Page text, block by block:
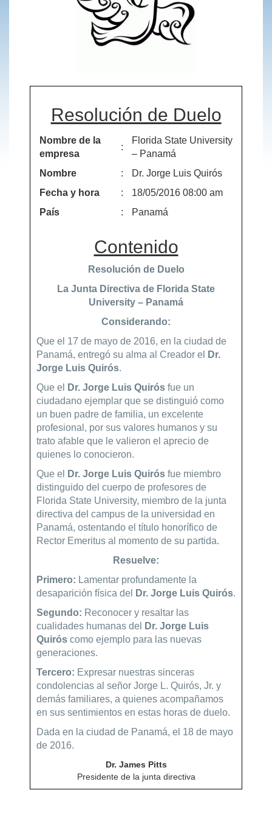
Resolución de Duelo
Nombre de la
empresa
:
Florida State University
– Panamá
Nombre
:
Dr. Jorge Luis Quirós
Fecha y hora
:
18/05/2016 08:00 am
País
: Panamá
Contenido
Resolución de Duelo
La Junta Directiva de Florida State
University – Panamá
Considerando:
Que el 17 de mayo de 2016, en la ciudad de
Panamá, entregó su alma al Creador el
Dr.
Jorge Luis Quirós.
Que el
Dr. Jorge Luis Quirós fue un
ciudadano ejemplar que se distinguió como
un buen padre de familia, un excelente
profesional, por sus valores humanos y su
trato afable que le valieron el aprecio de
quienes lo conocieron.
Que el
Dr. Jorge Luis Quirós fue miembro
distinguido del cuerpo de profesores de
Florida State University, miembro de la junta
directiva del campus de la universidad en
Panamá, ostentando el título honorífico de
Rector Emeritus al momento de su partida.
Resuelve:
Primero: Lamentar profundamente la
desaparición física del
Dr. Jorge Luis Quirós.
Segundo: Reconocer y resaltar las
cualidades humanas del
Dr. Jorge Luis
Quirós como ejemplo para las nuevas
generaciones.
Tercero: Expresar nuestras sinceras
condolencias al señor Jorge L. Quirós, Jr. y
demás familiares, a quienes acompañamos
en sus sentimientos en estas horas de duelo.
Dada en la ciudad de Panamá, el 18 de mayo
de 2016.
Dr. James Pitts
Presidente de la junta directiva